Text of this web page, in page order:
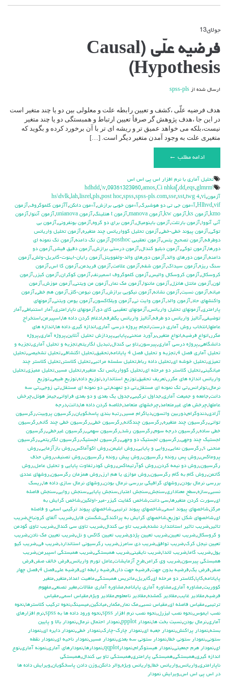
جولای13
فرضیه
(Causal
Hypothesis)
فرضیه علّی (Causal
Hypothesis)
ارسال شده از spss-pls
هدف فرضیه علّی ،کشف و تعیین رابطه علت و معلولی بین دو یا چند متغیر است
در این جا ،هدف پژوهش گر صرفأ تعیین ارتباط و همبستگی دو یا چند متغیر
نیست،بلکه می خواهد عمیق تر و ریشه ای تر با آن برخورد کرده و بگوید که
متغیری علت به وجود آمدن متغیر دیگر است. […]
ادامه مطلب ←
تحليل آماري با نرم افزار اس پي اس اس
\hdhdd
,\v,09351323950,amos,Ci nhka[ ,dd,eqs,glmrm
آزمون,
hs\dvlk,lah,lisrel,pls,post hoc,spss,spss-pls.com,sse,sst,twg 4,vi
Hlhvd,vif
,آ»مون جي تي دو هوشبرگ,آ»مون خوبي برازش,آ»مون دانكن,آآزمون كلموگروف,آزمون
kmo
,آزمون ks ,آزمون kw ,آزمون manova ,آزمون t هتلينگ ,آزمون unianova ,آزمون آننوا,آزمون
آني آنووا,آزمون بارتلت,آزمون باينوميال,آزمون براي دو گروه,آزمون بونفروني,آزمون بي
توكي,آزمون پيوند خطي-خطي,آزمون تحليل كوواريانس چند متغيره,آزمون تحليل واريانس
دوطرفه,آزمون تصحيح يتس,آزمون تعقيبي posthoc ,آزمون تك دامنه,آزمون تك نمونه اي
دورها,آزمون توكي,آزمون دبليو كندال,آزمون درستي برازش,آزمون دقيق فيشر ,آزمون دو
دامنه,آزمون دورهاي والد,آزمون دورهاي والد-ولفوويتز ,آزمون رايان-اينوت-گابريل-ولش,آزمون
سنگ ريزه,آزمون سيداك,آزمون شفه,آزمون علامت,آزمون فريدمن,آزمون كا اس,آزمون
كروسكال,آزمون كروسكال واليس,آزمون كلموگروف اسميرنف,آزمون كوكران,آزمون كيزر ,آزمون
لون,آزمون مانتل هانزل,آزمون ماننوا,آزمون مك نمار ,آزمون من ويتني,آزمون موزش,آزمون
ميانه,آزمون نسبت,آزمون نشانه,آزمون نيكويي برازش,آزمون نيومن-كلز ,آزمون هم خطي,آزمون
واكنشهاي حاد,آزمون والد,آزمون وايت ني,آزمون ويلكاكسون,آزمون يومن ويتني,آزمونهاي
پارامتري,آزمونهاي تحليل واريانس,آزمونهاي تعقيبي كاي دو,آزمونهاي ناپارامتري,آمار استنباطي,آمار
توضيفي,آناليز واريانس دو طرفه,آناليز واريانس يکطرفه,ادغام كردن داده ها,اسپيرمن,استخراج
عاملها,انتخاب روش آماري درست,انجام پروژه درسي آماري,اندازه گيري داده ها,اندازه هاي
مكرر ,انواع فرضيه,انواع متغير ,برآورد منحني,پايايي,پردازش تحليل آنلاين,پروژه آماري,پروژه
دانشگاهي,پروژه درسي آماري,پيرسون,تاو بي کندال,تبديل لگاريتم,تجزيه و تحليل آماري,تجزيه و
تحليل آماري فصل 4
,تجزيه و تحليل فصل 4 پايانامه ,تحقيق,تحليل اكتشافي,تحليل تشخيصي,تحليل
تميزي,تحليل خوشه اي,تحليل داده رباط,تحليل سلسله مراتبي,تحليل كلاستر ,تحليل كلاستر چند
ميانگيني,تحليل كلاستر دو مرحله اي,تحليل كوواريانس تك متغيره,تحليل مسير ,تحليل مميزي,تحليل
واريانس اندازه هاي مكرر ,تعريف تحقيق,توزيع استاندارد,توزيع داده,توزيع طبيعي,توزيع
نرمال,تولرانس,تي تک نمونه اي مستقل,تي دو تمهنه,تي دو نمونه اي مستقل,تي زوجي,تي سه
دانت,جامعه و جميعت آماري,جداول تركيبي,جدول يك بعدي و دو بعدي فراواني,جيمز هوئل,چرخش
عاملها,چرخش هاي غيرمتعامد,چرخشهاي متعامد,خلاصه كردن داده ها,دانت,درجه
آزادي,دندوگرام,دوربين واتسون,دياگرام مسير ,رتبه بندي پاسخگويان,رگرسيون پروبيت,رگرسيون
تواني,رگرسيون چند متغيره,رگرسيون چندگانه,رگرسيون خطي,رگرسيون خطي چند گانه,رگرسيون
خطي ساده,رگرسيون درجه سوم,رگرسيون رشد,رگرسيون سهمي,رگرسيون غيرخطي,رگرسيون
لجستيك چند وجهي,رگرسيون لجستيك دو وجهي,رگرسيون لجستيک,رگرسيون لگاريتمي,رگرسيون
منحني s
,رگرسيون نمايي,روايي و پايايي,روش ابليمن,روش اكوآماكس,روش بازآزمايي,روش
پروماكس,روش پس رونده رگرسيون,روش پيش رونده رگرسيون,روش تصنيف,روش حذف
رگرسيون,روش دو نيمه كردن,روش كوآرتيماكس,روش كودرتفاوت پايايي و تحليل عامل,روش
گاتمن,روش گام به گام رگرسيون,روش موازي يا هم ارز ,روش همزمان رگرسيون,روشهاي عددي
بررسي نرمال بودن,روشهاي گرافيكي بررسي نرمال بودن,روشهاي نرمال سازي داده ها,ريسك
نسبي,سازه,سطح معناداري,سنجش,سنجش اعتبار ,سنجش پايايي,سنجش روايي,سنجش فاصله
اي,سورت كردن متغيرها,سي دانت,شاخص كفايت كيزر-مير-اولكين,شاخص گرايش به
مركز ,شاخصهاي پيوند اسمي,شاخصهاي پيوند ترتيبي,شاخصهاي پيوند تركيبي اسمي و فاصله
اي,شاخصهاي شكل توزيع,شاخصهاي گرايش به پراكندگي,شكستن فايل,ضريب آلفاي کرونباخ,ضريب
تاثير ,ضريب تاثير استانتدارد نشده,ضريب تاو بي كندال,ضريب تاوي سي كندال,ضريب تاوي گودمن
و كروسكال,ضريب تعيين,ضريب تعيين پژدو,ضريب تعيين كاكس و نل,ضريب تعيين مك نادن,ضريب
تعيين نيجل كرك,ضريب توافق,ضريب دي سامرز ,ضريب رگرسيوني استاندارد,ضريب في,ضريب كيو
يول,ضريب گاما,ضريب لاندا,ضريب نايقيني,ضريب همبستگي,ضريب همبستگي اسپيرمن,ضريب
همبستگي پيرسون,ضريب وي كرامر ,طرح آزمايشات,عامل تورم واريانس,فرض خالف صفر ,فرض
صفر ,فرض يك,فرضيه بدون جهت,فرضيه جهت دار ,فرضيه رابطه اي,فرضيه علي,فصل 4 ,فصل چهار
پايانامه,كاپا,كلاستر دو مرحله اي,گابريل,ماتريس همبستگي,ماهيت اعداد,متغير ,متغير
كووريت,مشاوره آماري,مشاوره آماري پايانامه,مشاوره آماري مقالات,مغير تصنعي,مفهوم
فرضيه,مقادير غايب,مقادير گمشده,مقادير نامعلوم,مقادير ويژه,مقياس اسمي,مقياس
ترتيبي,مقياس فاصله اي,مقياس نسبي,مك نمار ,مكمار ,ميانگين,ميسينگ,نحوه تركيب كلاسترها,نحوه
نصب ايموس,نحوه نصب ليزرل,نحوه نصب نرم افزار spss ,نحوه ورود داده ها به spss ,نرم افزارهاي
آماري,نرمال بودن,نسبت بخت ها,نمودار ppplot ,نمودار احتمال نرمال,نمودار بالا و پايين
بسته,نمودار پراكنش,نمودار جعبه اي,نمودار چارك-چارك,نمودار خطي,نمودار دايره اي,نمودار
ستوني,نمودار ستوني خطا,نمودار ستوني سه بعدي,نمودار مسير ,نمودار ناحيه اي,نمودار نقطه
اي,نمودار هرم جمعيتي,نمودار هيستوگرام,نمودارqqplot ,نمودارها,نمودارهاي آماري,نمونه آماري,نوع
اندازه گيري,همبستگي,همبستگي پارامتري,همبستگي تاو بي کندال,همبستگي
ناپارامتري,واريانس,واريانس خطا,واريانس ويژه,والر دانكن,وزن دادن پاسخگويان,ويرايش داده ها
در اس پي اس اس,ويرايش نمودار